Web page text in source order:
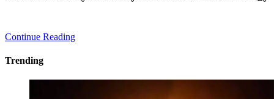
Continue Reading
Trending